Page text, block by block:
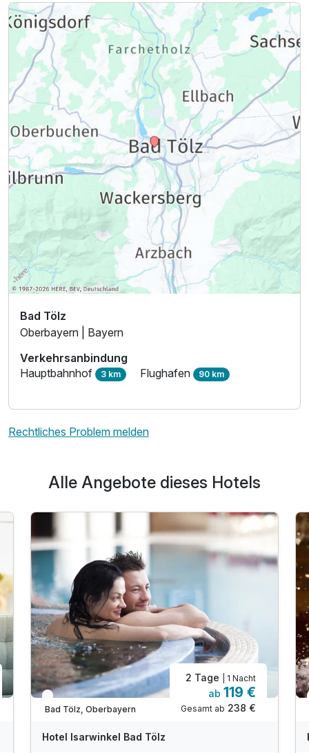
Bad Tölz
Oberbayern | Bayern
Verkehrsanbindung
Hauptbahnhof 3 km Flughafen 90 km
Rechtliches Problem melden
Alle Angebote dieses Hotels
In 3 Wochen wieder frei
Bad Tölz, Oberbayern
2 Tage | 1 Nacht
ab 119 €
Gesamt ab 238 €
Hotel Isarwinkel Bad Tölz